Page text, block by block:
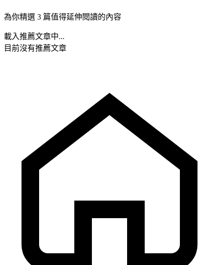
為你精選 3 篇值得延伸閱讀的內容
載入推薦文章中...
目前沒有推薦文章